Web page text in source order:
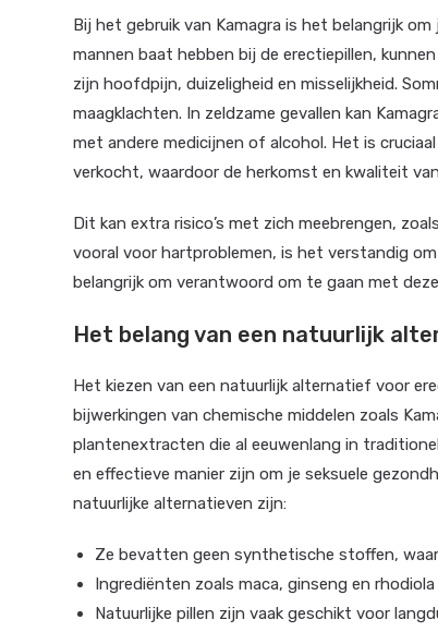
Bij het gebruik van Kamagra is het belangrijk
mannen baat hebben bij de erectiepillen,
zijn hoofdpijn, duizeligheid en misselijkheid.
maagklachten. In zeldzame gevallen kan
met andere medicijnen of alcohol. Het is
verkocht, waardoor de herkomst en kwaliteit
Dit kan extra risico’s met zich meebrengen,
vooral voor hartproblemen, is het verstandig
belangrijk om verantwoord om te gaan met
Het belang van een natuurlijk
Het kiezen van een natuurlijk alternatief voor
bijwerkingen van chemische middelen zoals
plantenextracten die al eeuwenlang in
en effectieve manier zijn om je seksuele
natuurlijke alternatieven zijn:
Ze bevatten geen synthetische stoffen,
Ingrediënten zoals maca, ginseng en
Natuurlijke pillen zijn vaak geschikt voor